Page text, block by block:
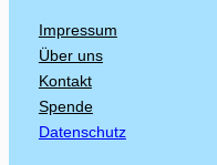
Impressum
Über uns
Kontakt
Spende
Datenschutz